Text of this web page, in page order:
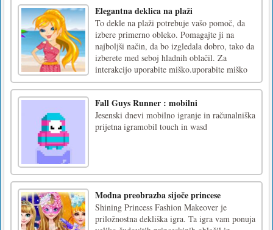
Elegantna deklica na plaži
To dekle na plaži potrebuje vašo pomoč, da
izbere primerno obleko. Pomagajte ji na
najboljši način, da bo izgledala dobro, tako da
izberete med seboj hladnih oblačil. Za
interakcijo uporabite miško.uporabite miško
Fall Guys Runner : mobilni
Jesenski dnevi mobilno igranje in računalniška
prijetna igramobil touch in wasd
Modna preobrazba sijoče princese
Shining Princess Fashion Makeover je
priložnostna dekliška igra. Ta igra vam ponuja